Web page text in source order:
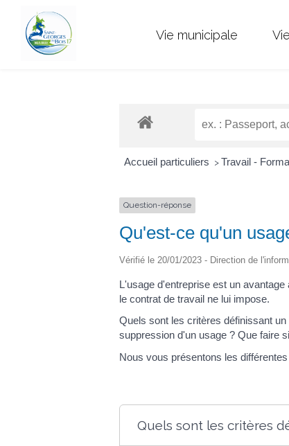
Vie municipale
Accueil particuliers > Travail -
Question-réponse
Qu'est-ce qu'un
Vérifié le 20/01/2023 - Direction de
L'usage d'entreprise est un
le contrat de travail ne lui impose.
Quels sont les critères définissant
suppression d'un usage ? Que faire
Nous vous présentons les
Quels sont les critères